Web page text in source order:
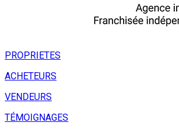
PROPRIETES
ACHETEURS
VENDEURS
TÉMOIGNAGES